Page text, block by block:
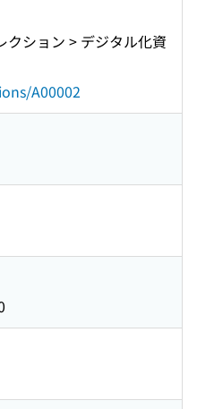
クション > デジタル化資
A00002